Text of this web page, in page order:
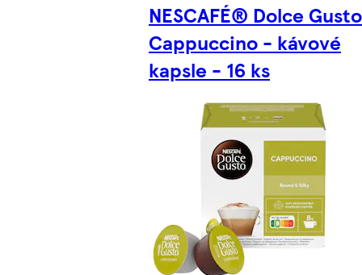
NESCAFÉ® Dolce
Cappuccino - kávové
kapsle - 16 ks